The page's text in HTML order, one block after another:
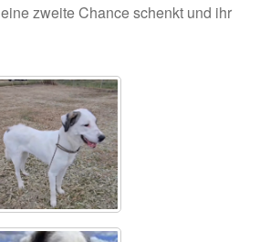
zweite Chance schenkt und ihr